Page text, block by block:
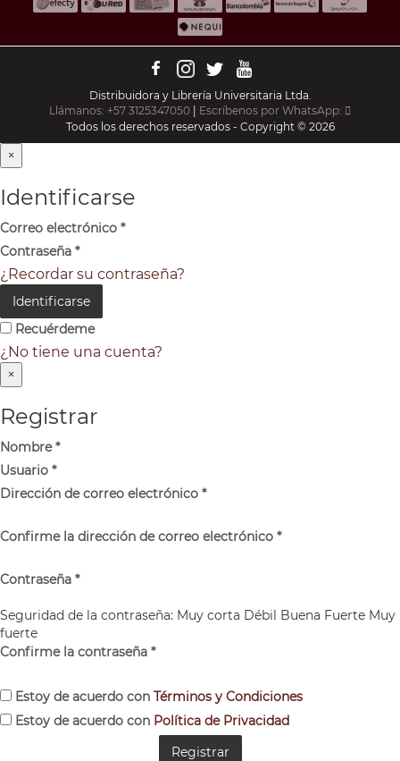
Distribuidora y Librería Universitaria Ltda.
Llámanos: +57 3125347050 | Escríbenos por WhatsApp:
Todos los derechos reservados - Copyright © 2026
×
Identificarse
Correo electrónico *
Contraseña *
¿Recordar su contraseña?
Identificarse
Recuérdeme
¿No tiene una cuenta?
×
Registrar
Nombre*
Usuario *
Dirección de correo electrónico *
Confirme la dirección de correo electrónico *
Contraseña *
Seguridad de la contraseña: Muy corta Débil Buena Fuerte Muy
fuerte
Confirme la contraseña *
Estoy de acuerdo con Términos y Condiciones
Estoy de acuerdo con Política de Privacidad
Registrar